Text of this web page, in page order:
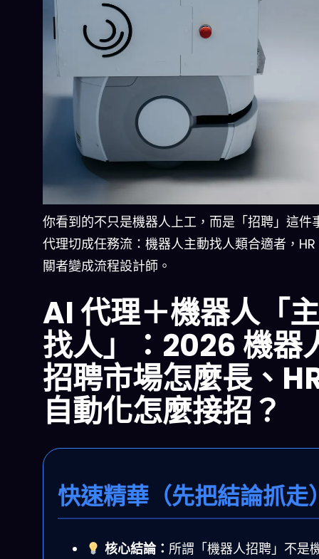
你看到的不只是機器人上工，而是「招聘」這件
代理切成任務流：機器人主動找人類合適者，
關者變成流程設計師。
AI 代理＋機器人「
找人」：2026 機器
招聘市場怎麼長、
自動化怎麼接招？
快速精華（先把結論抓走
核心結論： 所謂「機器人招聘」不是